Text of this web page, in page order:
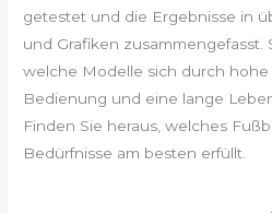
getestet und die Ergebnisse in
und Grafiken zusammengefasst.
welche Modelle sich durch hohe
Bedienung und eine lange
Finden Sie heraus, welches
Bedürfnisse am besten erfüllt.